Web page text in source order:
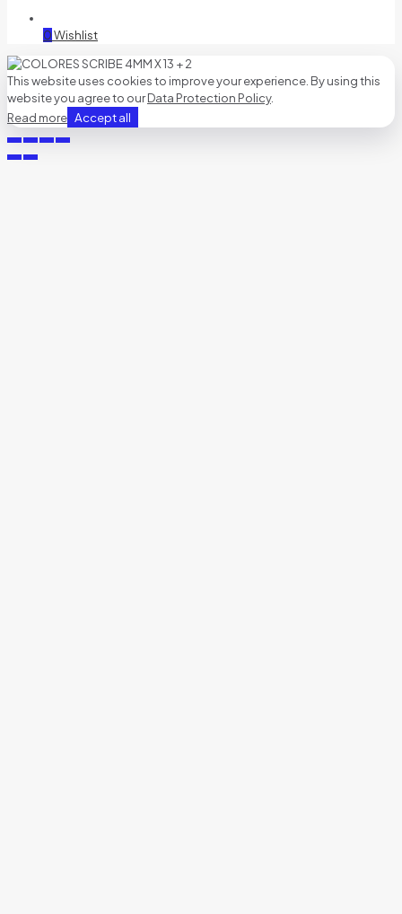
0Wishlist
This website uses cookies to improve your experience. By using this
website you agree to ourData Protection Policy.
Read more Accept all